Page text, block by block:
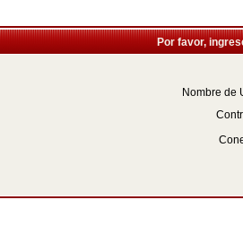
Por favor,
Nombre de